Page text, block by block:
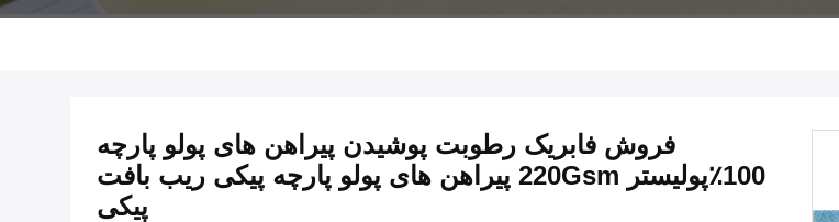
فروش فابریک رطوبت پوشیدن پیراهن های پولو پارچه
100٪پولیستر 220Gsm پیراهن های پولو پارچه پیکی ریب بافت
پیکی